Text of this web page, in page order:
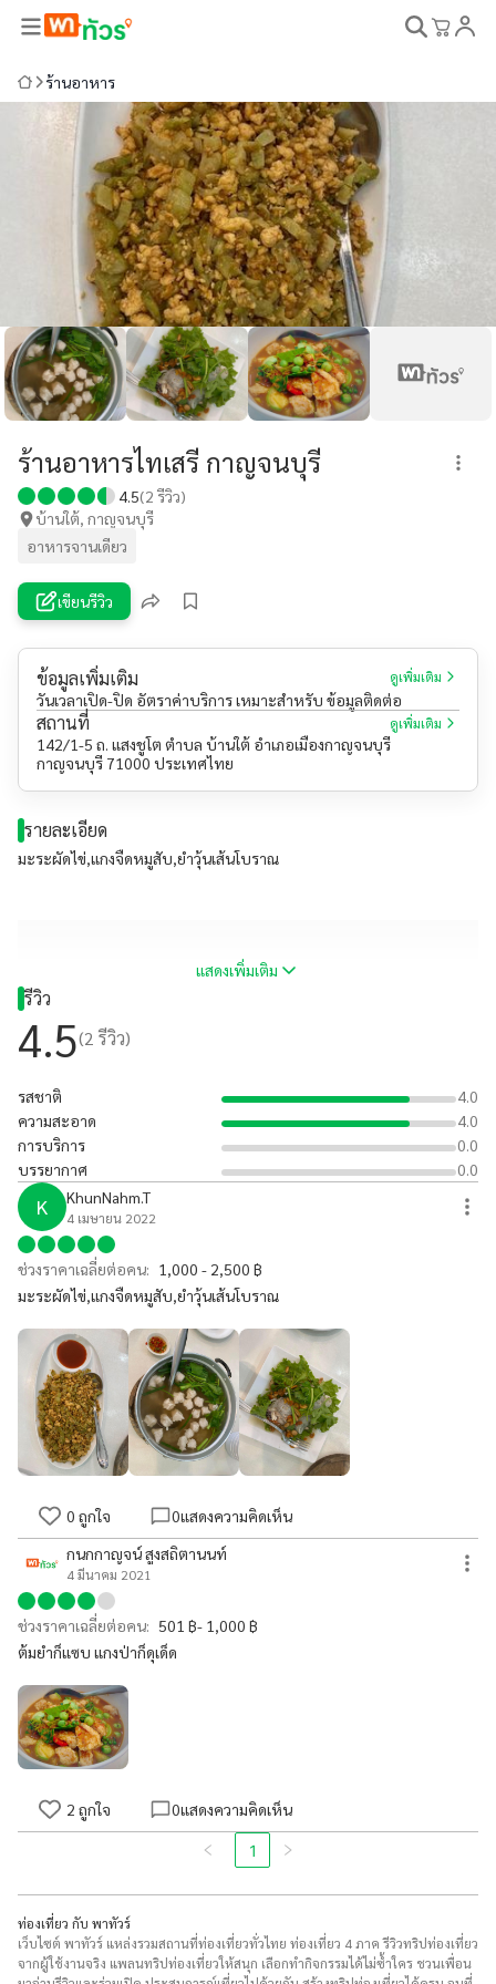
ร้านอาหาร
ร้านอาหารไทเสรี กาญจนบุรี
4.5(2 รีวิว)
บ้านใต้, กาญจนบุรี
อาหารจานเดียว
เขียนรีวิว
ข้อมูลเพิ่มเติม ดูเพิ่มเติม
วันเวลาเปิด-ปิด อัตราค่าบริการ เหมาะสำหรับ ข้อมูลติดต่อ
สถานที่ ดูเพิ่มเติม
142/1-5 ถ. แสงชูโต ตำบล บ้านใต้ อำเภอเมืองกาญจนบุรี
กาญจนบุรี 71000 ประเทศไทย
รายละเอียด
มะระผัดไข่,แกงจืดหมูสับ,ยำวุ้นเส้นโบราณ
แสดงเพิ่มเติม
รีวิว
4.5(2 รีวิว)
รสชาติ
4.0
ความสะอาด
4.0
การบริการ
0.0
บรรยากาศ
0.0
K KhunNahm.T
4 เมษายน 2022
ช่วงราคาเฉลี่ยต่อคน: 1,000 - 2,500 ฿
มะระผัดไข่,แกงจืดหมูสับ,ยำวุ้นเส้นโบราณ
0 ถูกใจ 0แสดงความคิดเห็น
กนกกาญจน์ สูงสถิตานนท์
4 มีนาคม 2021
ช่วงราคาเฉลี่ยต่อคน: 501 ฿- 1,000 ฿
ต้มยำก็แซบ แกงป่าก็ดุเด็ด
2 ถูกใจ 0แสดงความคิดเห็น
1
ท่องเที่ยว กับ พาทัวร์
เว็บไซต์ พาทัวร์ แหล่งรวมสถานที่ท่องเที่ยวทั่วไทย ท่องเที่ยว 4 ภาค รีวิวทริปท่องเที่ยว
จากผู้ใช้งานจริง แพลนทริปท่องเที่ยวให้สนุก เลือกทำกิจกรรมได้ไม่ซ้ำใคร ชวนเพื่อน